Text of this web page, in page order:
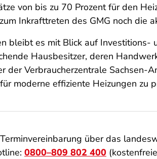
von bis zu 70 Prozent für den
Inkrafttreten des GMG noch die
bleibt es mit Blick auf Investitions-
Hausbesitzer, deren
der Verbraucherzentrale
moderne effiziente Heizungen
über das
0800–809 802 400